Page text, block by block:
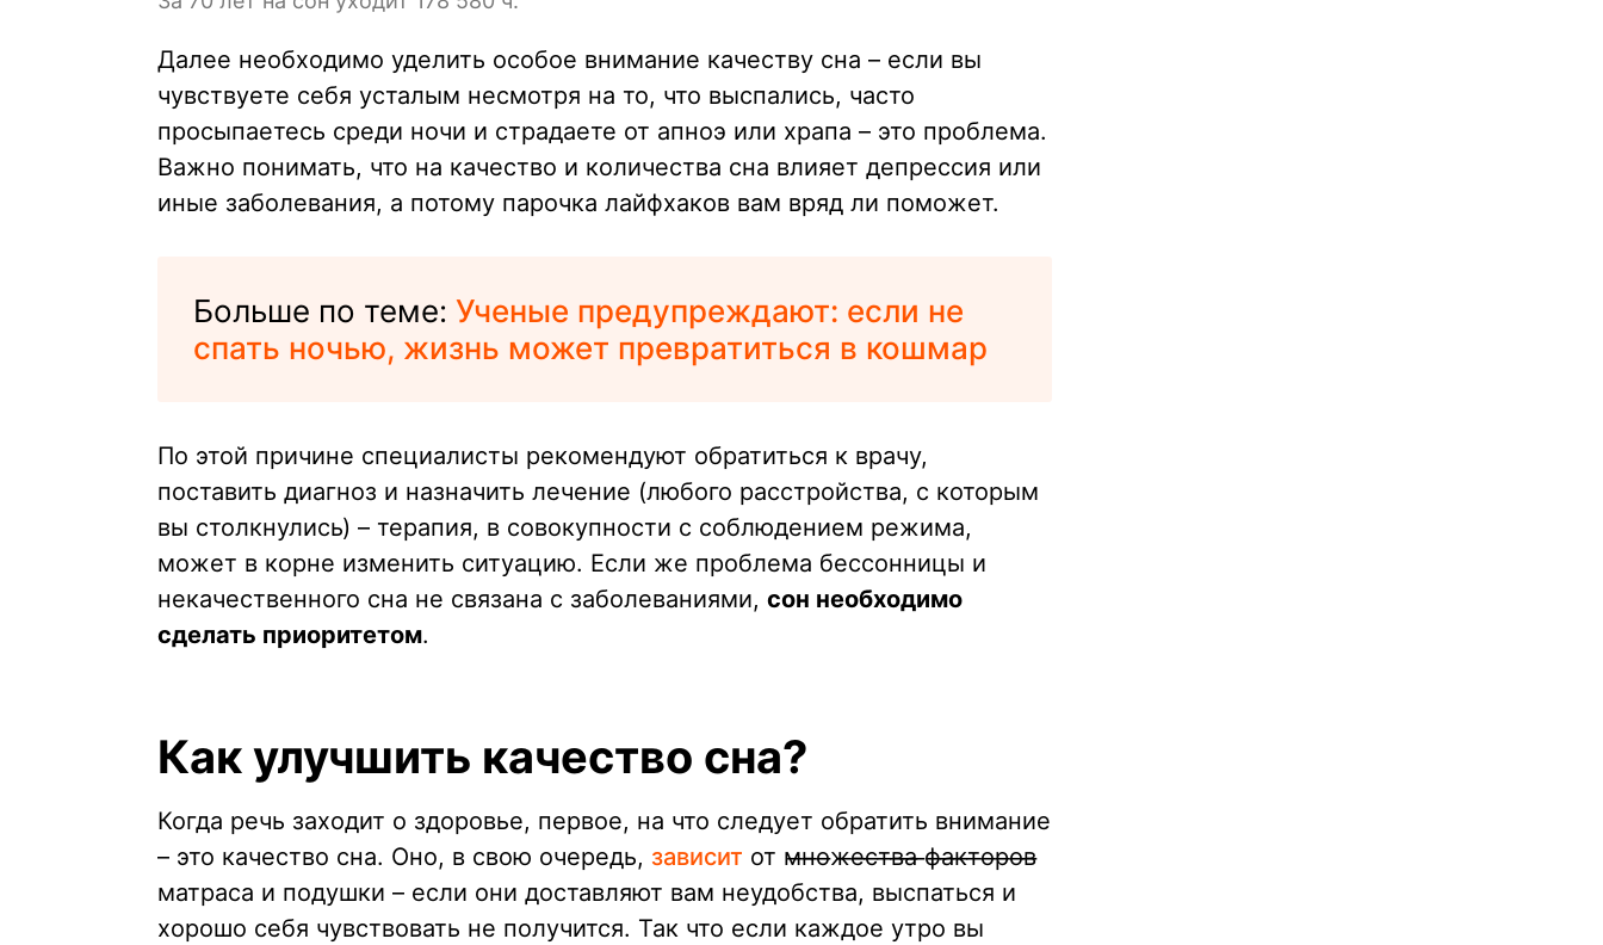
Далее необходимо уделить особое внимание качеству сна – если вы
чувствуете себя усталым несмотря на то, что выспались, часто
просыпаетесь среди ночи и страдаете от апноэ или храпа – это проблема.
Важно понимать, что на качество и количества сна влияет депрессия или
иные заболевания, а потому парочка лайфхаков вам вряд ли поможет.
Больше по теме: Ученые предупреждают: если не
спать ночью, жизнь может превратиться в кошмар
По этой причине специалисты рекомендуют обратиться к врачу,
поставить диагноз и назначить лечение (любого расстройства, с которым
вы столкнулись) – терапия, в совокупности с соблюдением режима,
может в корне изменить ситуацию. Если же проблема бессонницы и
некачественного сна не связана с заболеваниями, сон необходимо
сделать приоритетом.
Как улучшить качество сна?
Когда речь заходит о здоровье, первое, на что следует обратить внимание
– это качество сна. Оно, в свою очередь, зависит от м̶н̶о̶ж̶е̶с̶т̶в̶а̶ ̶ф̶а̶к̶т̶о̶р̶о̶в̶
матраса и подушки – если они доставляют вам неудобства, выспаться и
хорошо себя чувствовать не получится. Так что если каждое утро вы